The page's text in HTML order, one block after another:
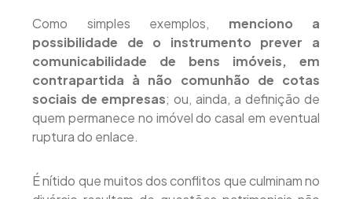
Como simples exemplos, menciono a
possibilidade de o instrumento prever a
comunicabilidade de bens imóveis, em
contrapartida à não comunhão de cotas
sociais de empresas; ou, ainda, a definição de
quem permanece no imóvel do casal em eventual
ruptura do enlace.
É nítido que muitos dos conflitos que culminam no